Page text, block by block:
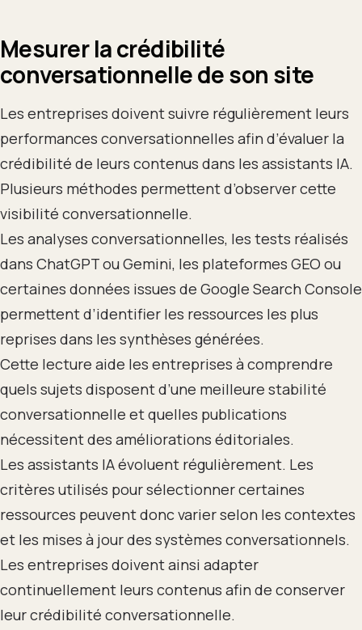
Mesurer la crédibilité
conversationnelle de son site
Les entreprises doivent suivre régulièrement leurs
performances conversationnelles afin d’évaluer la
crédibilité de leurs contenus dans les assistants IA.
Plusieurs méthodes permettent d’observer cette
visibilité conversationnelle.
Les analyses conversationnelles, les tests réalisés
dans ChatGPT ou Gemini, les plateformes GEO ou
certaines données issues de Google Search Console
permettent d’identifier les ressources les plus
reprises dans les synthèses générées.
Cette lecture aide les entreprises à comprendre
quels sujets disposent d’une meilleure stabilité
conversationnelle et quelles publications
nécessitent des améliorations éditoriales.
Les assistants IA évoluent régulièrement. Les
critères utilisés pour sélectionner certaines
ressources peuvent donc varier selon les contextes
et les mises à jour des systèmes conversationnels.
Les entreprises doivent ainsi adapter
continuellement leurs contenus afin de conserver
leur crédibilité conversationnelle.